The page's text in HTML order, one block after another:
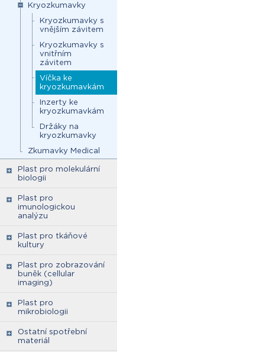
Kryozkumavky
Kryozkumavky s
vnějším závitem
Kryozkumavky s
vnitřním
závitem
Víčka ke
kryozkumavkám
Inzerty ke
kryozkumavkám
Držáky na
kryozkumavky
Zkumavky Medical
Plast pro molekulární
biologii
Plast pro
imunologickou
analýzu
Plast pro tkáňové
kultury
Plast pro zobrazování
buněk (cellular
imaging)
Plast pro
mikrobiologii
Ostatní spotřební
materiál